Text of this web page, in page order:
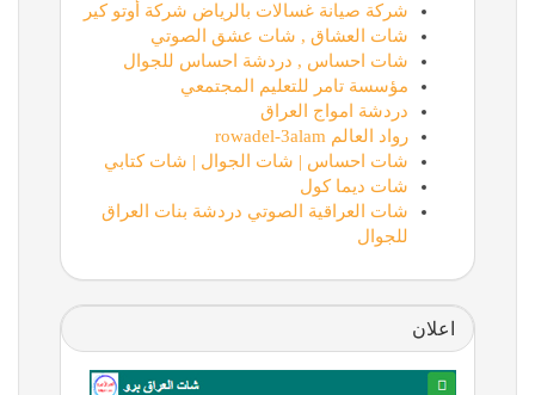
شركة صيانة غسالات بالرياض شركة أوتو كير
شات العشاق , شات عشق الصوتي
شات احساس , دردشة احساس للجوال
مؤسسة تامر للتعليم المجتمعي
دردشة امواج العراق
رواد العالم rowadel-3alam
شات احساس | شات الجوال | شات كتابي
شات ديما كول
شات العراقية الصوتي دردشة بنات العراق
للجوال
اعلان